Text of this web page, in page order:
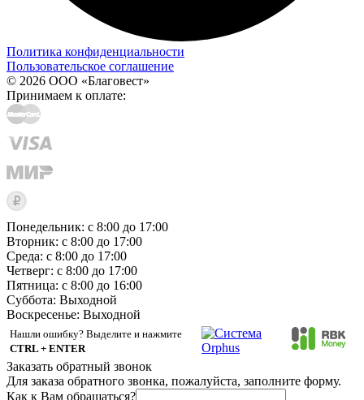
Политика конфиденциальности
Пользовательское соглашение
© 2026 ООО «Благовест»
Принимаем к оплате:
Понедельник: с 8:00 до 17:00
Вторник: с 8:00 до 17:00
Среда: с 8:00 до 17:00
Четверг: с 8:00 до 17:00
Пятница: с 8:00 до 16:00
Суббота: Выходной
Воскресенье: Выходной
Нашли ошибку? Выделите и нажмите
CTRL + ENTER
Заказать обратный звонок
Для заказа обратного звонка, пожалуйста, заполните форму.
Как к Вам обращаться?